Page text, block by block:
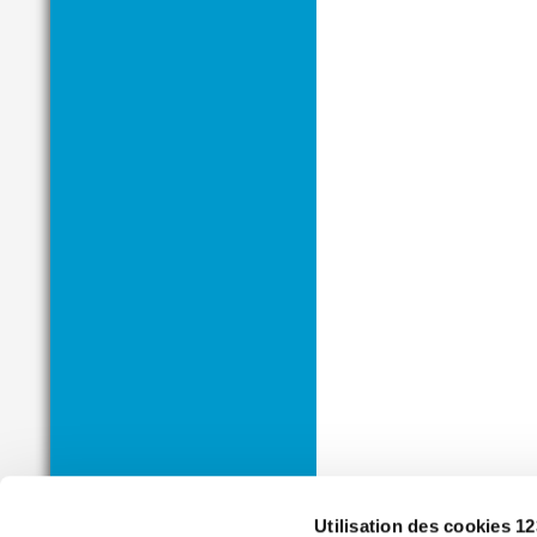
Utilisation des cookies